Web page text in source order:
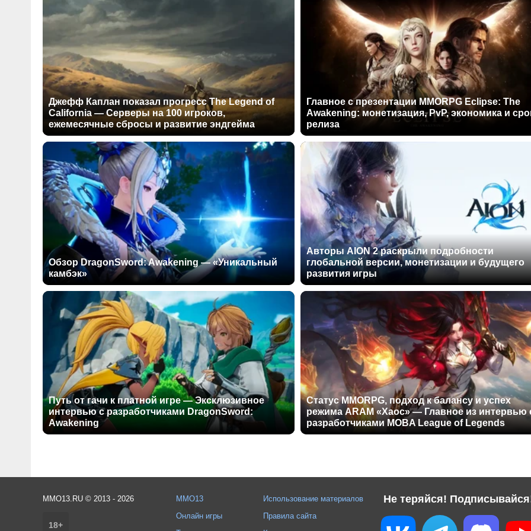
Джефф Каплан показал прогресс The Legend of
California — Серверы на 100 игроков,
ежемесячные сбросы и развитие эндгейма
Главное с презентации MMORPG Eclipse: The
Awakening: монетизация, PvP, экономика и
релиза
Обзор DragonSword: Awakening — «Уникальный
камбэк»
Авторы AION 2 раскрыли подробности
глобальной версии, монетизации и будущего
развития игры
Путь от гачи к платной игре — Эксклюзивное
интервью с разработчиками DragonSword:
Awakening
Статус MMORPG, подход к балансу и успех
режима ARAM «Хаос» — Главное из интервью
разработчиками MOBA League of Legends
Не теряйся!
MMO13.RU © 2013 - 2026
18+
MMO13
Онлайн игры
Использование материалов
Правила сайта